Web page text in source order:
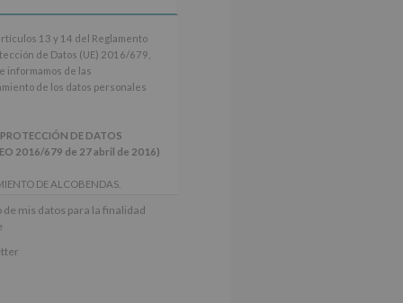
13 y 14 del Reglamento
de Datos (UE) 2016/679,
informamos de las
de los datos personales
DE DATOS
2016/679 de 27 abril de 2016)
DE ALCOBENDAS.
del interesado para este fin
mis datos para la finalidad